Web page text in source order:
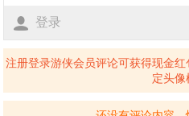
登录
注册登录游侠会员评论可获得现金
定头像